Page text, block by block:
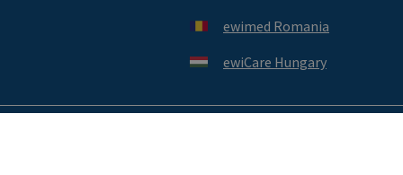
ewimed Romania
ewiCare Hungary